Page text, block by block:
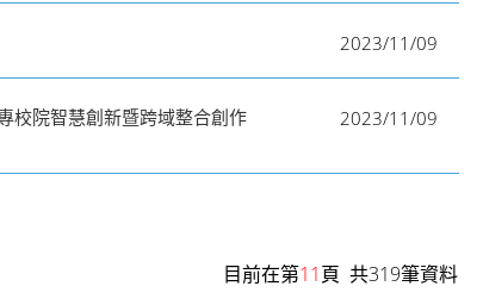
2023/11/09
校院智慧創新暨跨域整合創作
2023/11/09
目前在第11頁 共319筆資料